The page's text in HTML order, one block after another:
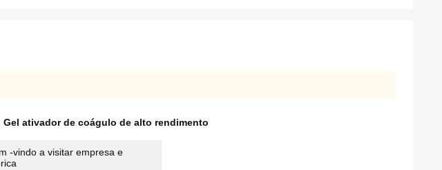
Gel ativador de coágulo de alto rendimento
-vindo a visitar empresa e